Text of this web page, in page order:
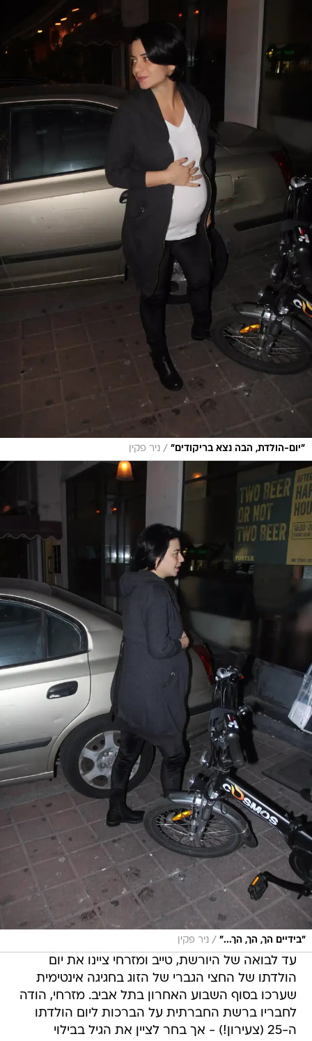
"יום-הולדת, הבה נצא בריקודים" / ניר פקין
"בידיים הך, הך, הך..." / ניר פקין
עד לבואה של היורשת, טייב ומזרחי ציינו את יום
הולדתו של החצי הגברי של הזוג בחגיגה אינטימית
שערכו בסוף השבוע האחרון בתל אביב. מזרחי, הודה
לחבריו ברשת החברתית על הברכות ליום הולדתו
ה-25 (צעירון!) - אך בחר לציין את הגיל בבילוי